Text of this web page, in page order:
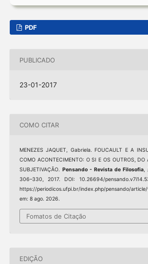
PDF
PUBLICADO
23-01-2017
COMO CITAR
MENEZES JAQUET, Gabriela. FOUCAULT E A
COMO ACONTECIMENTO: O SI E OS OUTROS, DO
SUBJETIVAÇÃO. Pensando - Revista de Filosofia,
306–330, 2017. DOI: 10.26694/
https://periodicos.ufpi.br/index.php/pensando/
em: 8 ago. 2026.
Fomatos de Citação
EDIÇÃO